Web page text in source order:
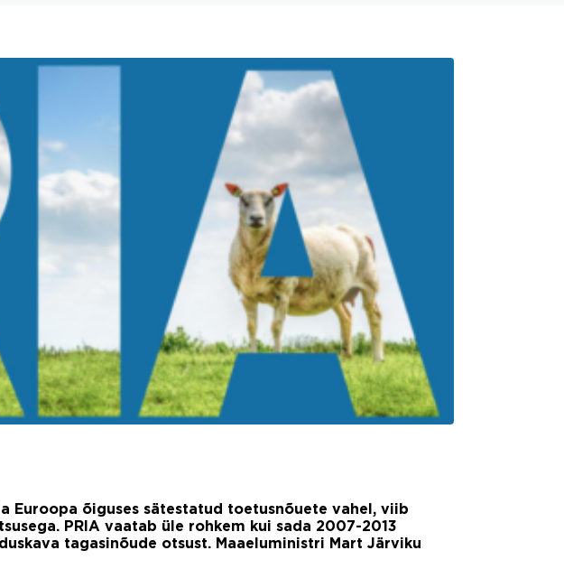
Euroopa õiguses sätestatud toetusnõuete vahel, viib
PRIA vaatab üle rohkem kui sada 2007-2013
tagasinõude otsust. Maaeluministri Mart Järviku